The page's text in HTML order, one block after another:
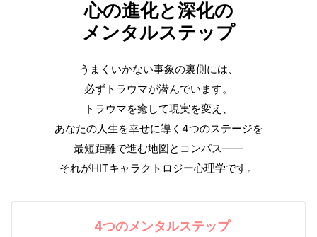
心の進化と深化の
メンタルステップ
うまくいかない事象の裏側には、
必ずトラウマが潜んでいます。
トラウマを癒して現実を変え、
あなたの人生を幸せに導く4つのステージを
最短距離で進む地図とコンパス――
それがHITキャラクトロジー心理学です。
4つのメンタルステップ